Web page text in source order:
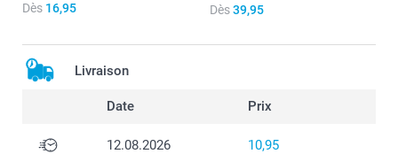
Dès 16,95 Dès39,95
Livraison
Date Prix
12.08.2026 10,95